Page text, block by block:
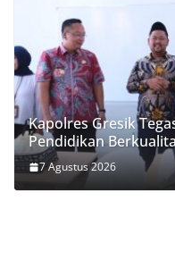
Kapolres Gresik
Pendidikan
7 Agustus 2026